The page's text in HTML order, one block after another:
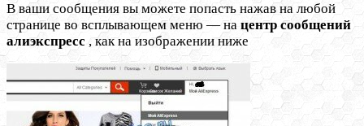
В ваши сообщения вы можете попасть нажав на любой
странице во всплывающем меню — на центр сообщений
алиэкспресс , как на изображении ниже